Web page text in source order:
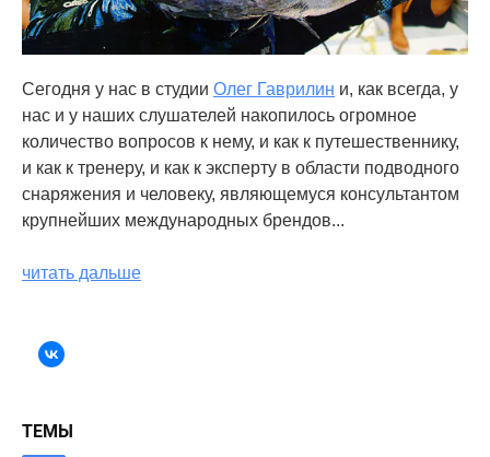
Сегодня у нас в студии Олег Гаврилин и, как всегда, у
нас и у наших слушателей накопилось огромное
количество вопросов к нему, и как к путешественнику,
и как к тренеру, и как к эксперту в области подводного
снаряжения и человеку, являющемуся консультантом
крупнейших международных брендов...
читать дальше
ТЕМЫ